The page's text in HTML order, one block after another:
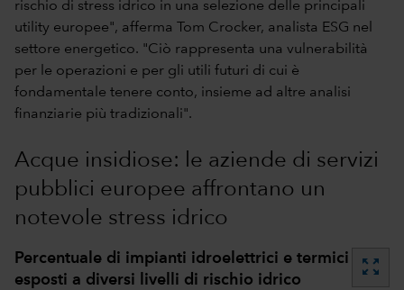
rischio di stress idrico in una selezione delle principali
utility europee", afferma Tom Crocker, analista ESG nel
settore energetico. "Ciò rappresenta una vulnerabilità
per le operazioni e per gli utili futuri di cui è
fondamentale tenere conto, insieme ad altre analisi
finanziarie più tradizionali".
Acque insidiose: le aziende di servizi
pubblici europee affrontano un
notevole stress idrico
Percentuale di impianti idroelettrici e termici
esposti a diversi livelli di rischio idrico
zoom_out_map